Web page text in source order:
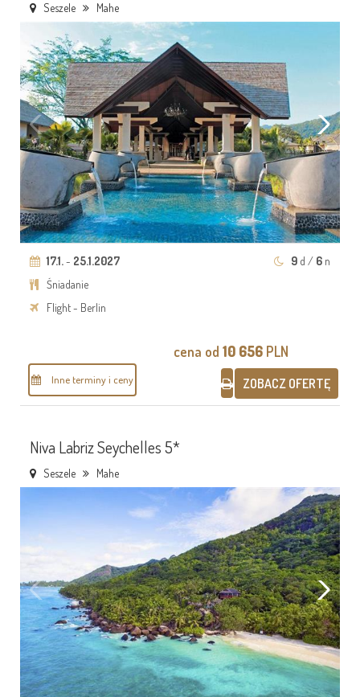
Seszele Mahe
17.1.- 25.1.2027 9 d / 6 n
Śniadanie
Flight - Berlin
Inne terminy i ceny
cena od 10 656 PLN
ZOBACZ OFERTĘ
Niva Labriz Seychelles 5*
Seszele Mahe